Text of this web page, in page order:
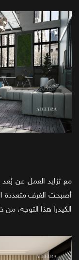
مع تزايد العمل عن
أصبحت الغرف متعددة
الكيدرا هذا التوجه،